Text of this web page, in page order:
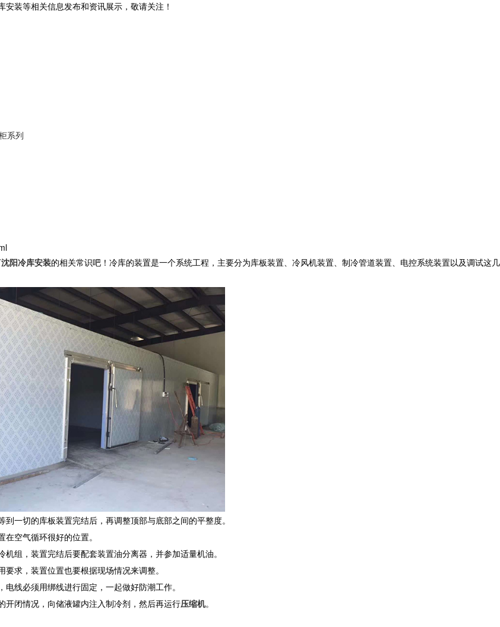
安装等相关信息发布和资讯展示，敬请关注！
系列
沈阳冷库安装的相关常识吧！冷库的装置是一个系统工程，主要分为库板装置、冷风机装置、制冷管道装置、电控系统装置以及调试这几
一切的库板装置完结后，再调整顶部与底部之间的平整度。
空气循环很好的位置。
组，装置完结后要配套装置油分离器，并参加适量机油。
求，装置位置也要根据现场情况来调整。
线必须用绑线进行固定，一起做好防潮工作。
闭情况，向储液罐内注入制冷剂，然后再运行压缩机。